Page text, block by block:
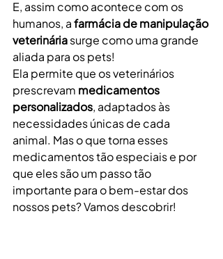
E, assim como acontece com os
humanos, a farmácia de manipulação
veterinária surge como uma grande
aliada para os pets!
Ela permite que os veterinários
prescrevam medicamentos
personalizados, adaptados às
necessidades únicas de cada
animal. Mas o que torna esses
medicamentos tão especiais e por
que eles são um passo tão
importante para o bem-estar dos
nossos pets? Vamos descobrir!